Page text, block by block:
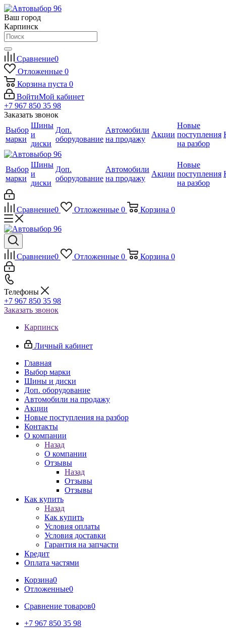
Ваш город
Карпинск
Сравнение0
Отложенные 0
Корзина пуста 0
ВойтиМой кабинет
+7 967 850 35 98
Заказать звонок
Выбор
марки
Шины
и
диски
Доп.
оборудование
Автомобили
на продажу
Акции
Новые
поступления
на разбор
Выбор
марки
Шины
и
диски
Доп.
оборудование
Автомобили
на продажу
Акции
Новые
поступления
на разбор
Сравнение0 Отложенные 0 Корзина 0
Сравнение0 Отложенные 0 Корзина 0
Телефоны
+7 967 850 35 98
Заказать звонок
Карпинск
Личный кабинет
Главная
Выбор марки
Шины и диски
Доп. оборудование
Автомобили на продажу
Акции
Новые поступления на разбор
Контакты
О компании
Назад
О компании
Отзывы
Назад
Отзывы
Отзывы
Как купить
Назад
Как купить
Условия оплаты
Условия доставки
Гарантия на запчасти
Кредит
Оплата частями
Корзина0
Отложенные0
Сравнение товаров0
+7 967 850 35 98